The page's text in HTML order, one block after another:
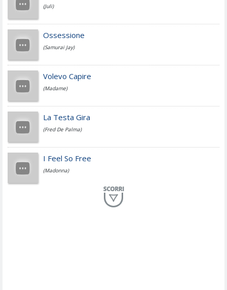
Cesare Cremonini
Jovanotti
Fedez
Simone Cristicchi
(Juli)
Ossessione
(Samurai Jay)
Volevo Capire
(Madame)
La Testa Gira
(Fred De Palma)
I Feel So Free
(Madonna)